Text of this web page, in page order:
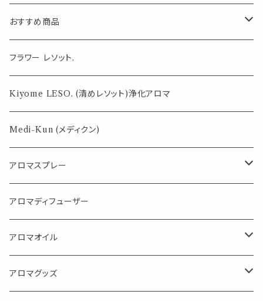
ッシュ むくみ 消
おすすめ商品
気になる虫対策に
薄荷の香りで体感温度-4℃ !? スースーシリーズ
パロサント
フラワー レソット.
Kiyome LESO. (清めレソット)浄化アロマ
Medi-Kun (メディクン)
アロマスプレー
目的で選ぶ
蒸し暑い夏やリフレッシュに
消臭に（用途：空間や衣服）
FLOWER LESO. フラワレソット
Kiyome LESO. キヨメ レソット
アロマディフューザー
アロマオイル
エッセンシャルオイル
アロマグッズ